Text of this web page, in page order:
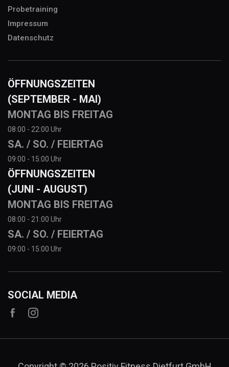
Probetraining
Impressum
Datenschutz
ÖFFNUNGSZEITEN
(SEPTEMBER - MAI)
MONTAG BIS FREITAG
08:00 - 22:00 Uhr
SA. / SO. / FEIERTAG
09:00 - 15:00 Uhr
ÖFFNUNGSZEITEN
(JUNI - AUGUST)
MONTAG BIS FREITAG
08:00 - 21:00 Uhr
SA. / SO. / FEIERTAG
09:00 - 15:00 Uhr
SOCIAL MEDIA
 